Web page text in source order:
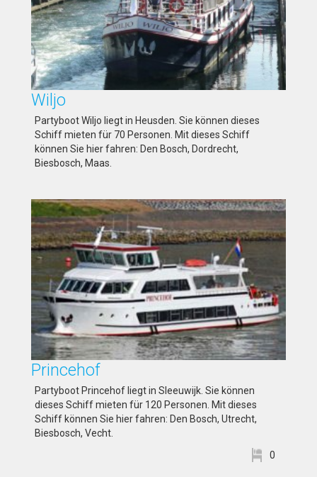
Wiljo
Partyboot Wiljo liegt in Heusden. Sie können dieses
Schiff mieten für 70 Personen. Mit dieses Schiff
können Sie hier fahren: Den Bosch, Dordrecht,
Biesbosch, Maas.
Princehof
Partyboot Princehof liegt in Sleeuwijk. Sie können
dieses Schiff mieten für 120 Personen. Mit dieses
Schiff können Sie hier fahren: Den Bosch, Utrecht,
Biesbosch, Vecht.
0